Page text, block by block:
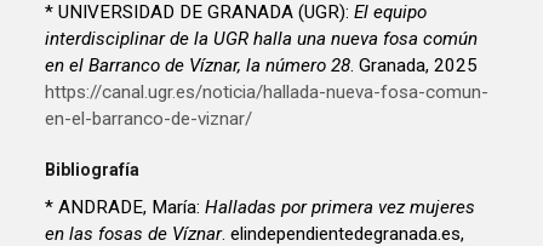
* UNIVERSIDAD DE GRANADA (UGR):El equipo
interdisciplinar de la UGR halla una nueva fosa común
en el Barranco de Víznar, la número 28. Granada, 2025
https://canal.ugr.es/noticia/hallada-nueva-fosa-comun-
en-el-barranco-de-viznar/
Bibliografía
* ANDRADE, María:Halladas por primera vez mujeres
en las fosas de Víznar. elindependientedegranada.es,